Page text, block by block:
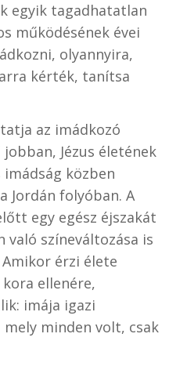
egyik tagadhatatlan
működésének évei
olyannyira,
kérték, tanítsa
az imádkozó
Jézus életének
közben
Jordán folyóban. A
egy egész éjszakát
való színeváltozása is
érzi élete
ellenére,
imája igazi
minden volt, csak